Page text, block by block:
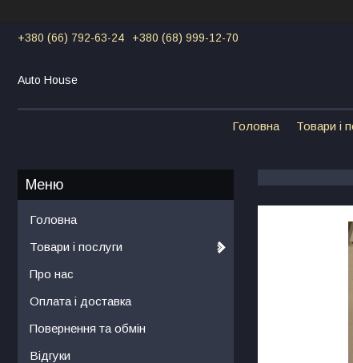
+380 (66) 792-63-24 +380 (68) 999-12-70
Auto House
Головна Товари і
Головна
Товари і послуги
Про нас
Оплата і доставка
Повернення та обмін
Відгуки